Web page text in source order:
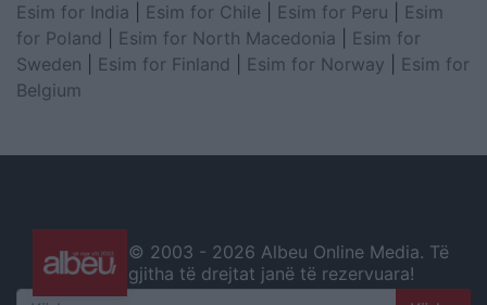
Esim for India
Esim for Chile Esim for Peru
Esim
for Poland
Esim for North Macedonia
Esim for
Sweden
Esim for Finland Esim for Norway
Esim for
Belgium
© 2003 - 2026 Albeu Online Media. Të
gjitha të drejtat janë të rezervuara!